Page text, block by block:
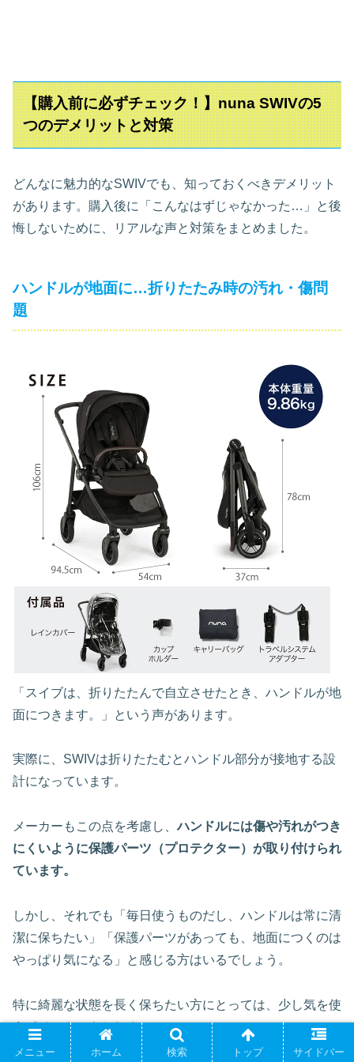
【購入前に必ずチェック！】nuna SWIVの5
つのデメリットと対策
どんなに魅力的なSWIVでも、知っておくべきデメリット
があります。購入後に「こんなはずじゃなかった…」と後
悔しないために、リアルな声と対策をまとめました。
ハンドルが地面に…折りたたみ時の汚れ・傷問
題
「スイブは、折りたたんで自立させたとき、ハンドルが地
面につきます。」という声があります。
実際に、SWIVは折りたたむとハンドル部分が接地する設
計になっています。
メーカーもこの点を考慮し、ハンドルには傷や汚れがつき
にくいように保護パーツ（プロテクター）が取り付けられ
ています。
しかし、それでも「毎日使うものだし、ハンドルは常に清
潔に保ちたい」「保護パーツがあっても、地面につくのは
やっぱり気になる」と感じる方はいるでしょう。
特に綺麗な状態を長く保ちたい方にとっては、少し気を使
うポイントかもしれません。
メニュー ホーム 検索 トップ サイドバー